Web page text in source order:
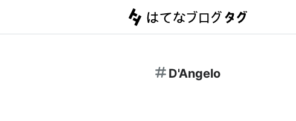
D'Angelo